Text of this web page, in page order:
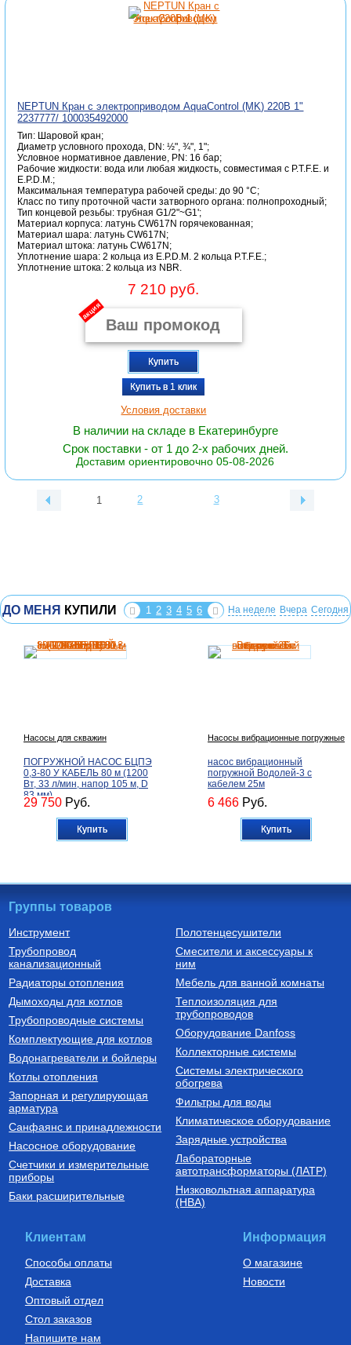
NEPTUN Кран с электроприводом AquaControl (MK) 220B 1"
2237777/ 100035492000
Тип: Шаровой кран;
Диаметр условного прохода, DN: ½", ¾", 1";
Условное нормативное давление, PN: 16 бар;
Рабочие жидкости: вода или любая жидкость, совместимая с P.T.F.E. и
E.P.D.M.;
Максимальная температура рабочей среды: до 90 °C;
Класс по типу проточной части затворного органа: полнопроходный;
Тип концевой резьбы: трубная G1/2"~G1';
Материал корпуса: латунь CW617N горячекованная;
Материал шара: латунь CW617N;
Материал штока: латунь CW617N;
Уплотнение шара: 2 кольца из E.P.D.M. 2 кольца P.T.F.E.;
Уплотнение штока: 2 кольца из NBR.
7 210 руб.
акция
Купить
Купить в 1 клик
Условия доставки
В наличии на складе в Екатеринбурге
Срок поставки - от 1 до 2-х рабочих дней.
Доставим ориентировочно 05-08-2026
1 2 3
ДО МЕНЯ КУПИЛИ 1 2 3 4 5 6 На неделе Вчера Сегодня
Насосы для скважин
ПОГРУЖНОЙ НАСОС БЦПЭ
0,3-80 У КАБЕЛЬ 80 м (1200
Вт, 33 л/мин, напор 105 м, D
83 мм)
29 750 Руб.
Купить
Насосы вибрационные погружные
насос вибрационный
погружной Водолей-3 с
кабелем 25м
6 466 Руб.
Купить
Бойлеры (водонагреватели
косвенного нагрева)
нагрева напольный из
нержавеющей стали STINOX F
500 л., арт.: 805F0050
127 190Руб.
Купить
Трубы из сшитого полиэтилена
Труба напорная из сшитого
полиэтилена с барьерным
слоем EVOH, тип PE-Xa
16(2.2) бухта 100 м,
VA1622.3.C.100
7 300Руб.
Котлы газовые настенные
Котел газовый настенный
одноконтурный Vitabel HF 32
63 890Руб.
Купить
Дымоходы для котлов DN 80
(традиционные)
Элемент дымохода DN80
Руб.
Купить
Группы товаров
Инструмент
Трубопровод
канализационный
Радиаторы отопления
Дымоходы для котлов
Трубопроводные системы
Комплектующие для котлов
Водонагреватели и бойлеры
Котлы отопления
Запорная и регулирующая
арматура
Санфаянс и принадлежности
Насосное оборудование
Счетчики и измерительные
приборы
Баки расширительные
Полотенцесушители
Смесители и аксессуары к
ним
Мебель для ванной комнаты
Теплоизоляция для
трубопроводов
Оборудование Danfoss
Коллекторные системы
Системы электрического
обогрева
Фильтры для воды
Климатическое оборудование
Зарядные устройства
Лабораторные
автотрансформаторы (ЛАТР)
Низковольтная аппаратура
(НВА)
Клиентам
Способы оплаты
Доставка
Оптовый отдел
Стол заказов
Напишите нам
Информация
О магазине
Новости